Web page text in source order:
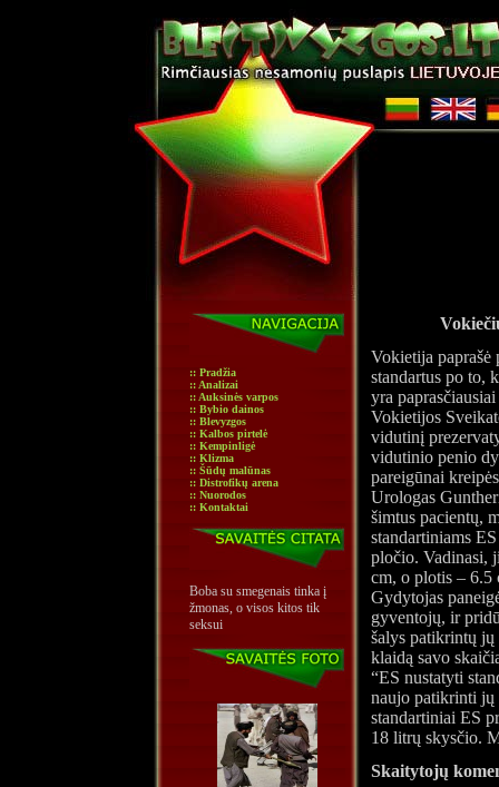
:: Pradžia
:: Analizai
:: Auksinės varpos
:: Bybio dainos
:: Blevyzgos
:: Kalbos pirtelė
:: Kempinligė
:: Klizma
:: Šūdų malūnas
:: Distrofikų arena
:: Nuorodos
:: Kontaktai
Boba su smegenais tinka į
žmonas, o visos kitos tik
seksui
Vokietija paprašė
standartus po to,
yra
Vokietijos
vidutinį
vidutinio penio
pareigūnai
Urologas
šimtus pacientų,
standartiniams
pločio. Vadinasi,
cm, o plotis – 6.5
Gydytojas
gyventojų, ir
šalys patikrintų
klaidą savo
“ES nustatyti
naujo patikrinti jų
standartiniai ES
18 litrų skysčio.
Skaitytojų